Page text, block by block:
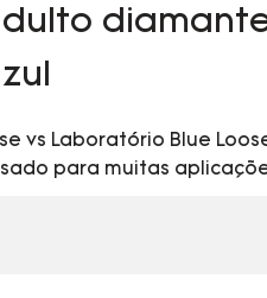
vs Laboratório Blue
para muitas